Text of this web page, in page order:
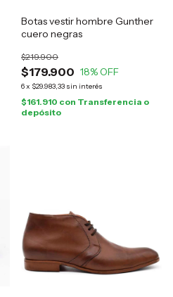
Botas vestir hombre Gunther
cuero negras
$179.900
$219.900
18% OFF
6x $29.983,33 sin interés
$161.910 con Transferencia o
depósito